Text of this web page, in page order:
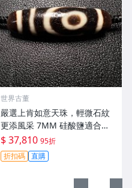
世界古董
嚴選上肯如意天珠，輕微石紋
更添風采 7MM 硅酸鹽適合收
藏 天珠 硅酸鹽 收藏
$ 37,810 95折
折扣碼 直購